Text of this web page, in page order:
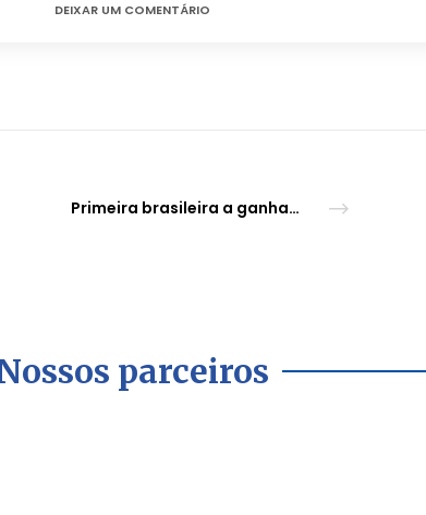
DEIXAR UM COMENTÁRIO
Primeira brasileira a ganhar prêmio da nota final mais alta da turma em Harvard usou dados da BHRC em sua tese de graduação
parceiros